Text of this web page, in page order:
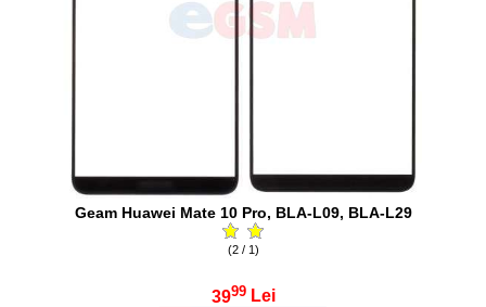
Geam Huawei Mate 10 Pro, BLA-L09, BLA-L29
(2 / 1)
3999 Lei